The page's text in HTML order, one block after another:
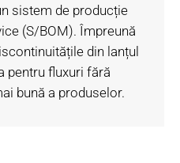
sistem de producție
(S/BOM). Împreună
din lanțul
pentru fluxuri fără
bună a produselor.